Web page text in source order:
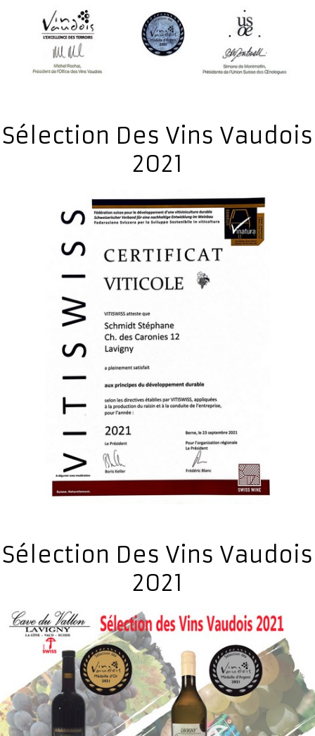
Sélection Des Vins Vaudois
2021
Sélection Des Vins Vaudois
2021